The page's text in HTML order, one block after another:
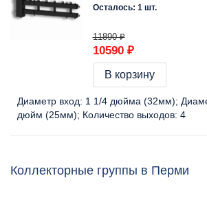
Осталось: 1 шт.
11890 ₽
10590 ₽
В корзину
Диаметр вход: 1 1/4 дюйма (32мм)
дюйм (25мм)
Количество выходов: 4
Коллекторные группы в Перми